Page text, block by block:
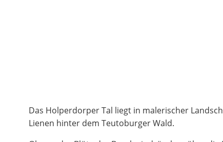
Das Holperdorper Tal liegt in malerischer
Lienen hinter dem Teutoburger Wald.